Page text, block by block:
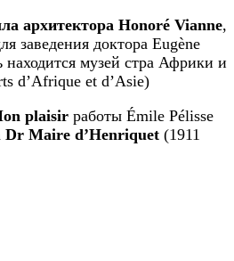
архитектора Honoré Vianne,
заведения доктора Eugène
находится музей стра Африки и
d’Afrique et d’Asie)
plaisir работы Émile Pélisse
Dr Maire d’Henriquet (1911